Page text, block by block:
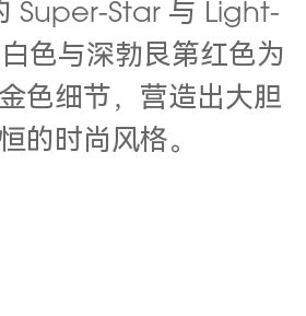
Super-Star 与 Light-
色与深勃艮第红色为
色细节，营造出大胆
的时尚风格。